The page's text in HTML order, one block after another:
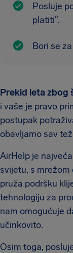
Posluje
platiti”.
Bori se
Prekid leta zbog
i vaše je pravo
postupak
obavljamo sav
AirHelp je
svijetu, s mrežom
pruža podršku
tehnologiju za
nam omogućuje
učinkovito.
Osim toga,